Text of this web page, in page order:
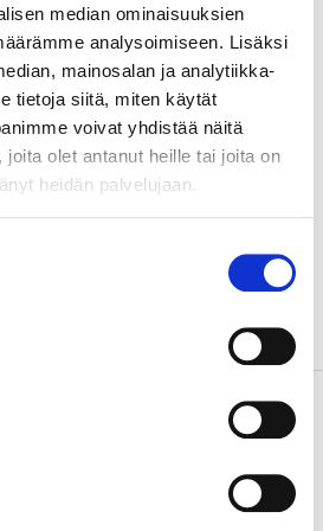
median ominaisuuksien
analysoimiseen. Lisäksi
mainosalan ja analytiikka-
tietoja siitä, miten käytät
voivat yhdistää näitä
joita olet antanut heille tai joita on
heidän palvelujaan.
sekä vahvistaa
alueellista yhteistyötä.
Osatavoitteet:
1. Ohjausosaamisen
kehittäminen
kehittäminen ja arviointi
opiskelee yhä enemmän
organisointiin, ohjaukseen ja